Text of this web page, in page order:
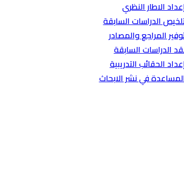
الاطار النظري
الدراسات السابقة
المراجع والمصادر
الدراسات السابقة
الحقائب التدريبية
في نشر الابحاث